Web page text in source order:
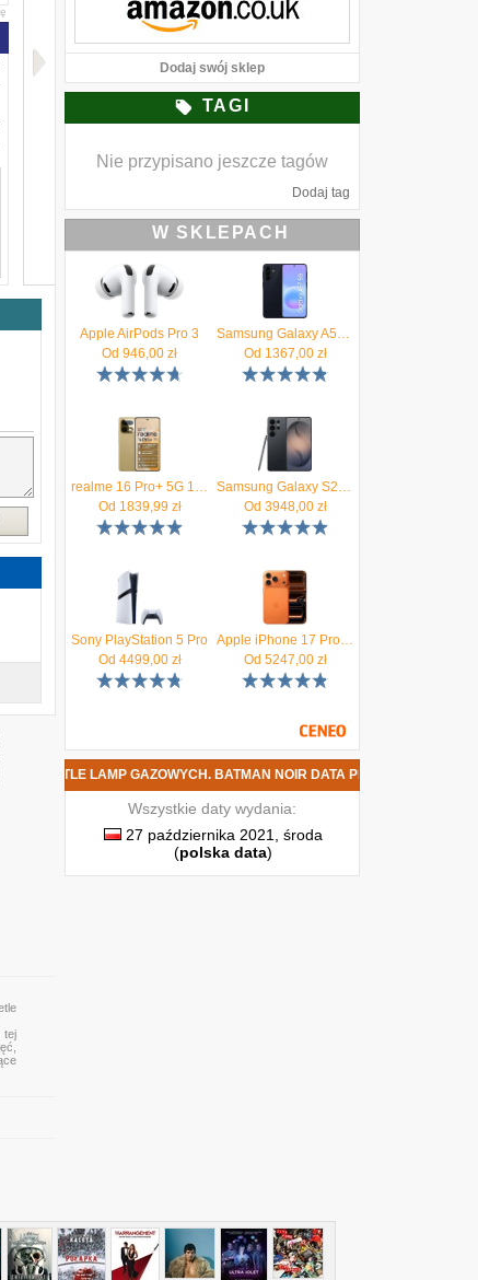
tej
Dodaj swój sklep
TAGI
Nie przypisano jeszcze tagów
Dodaj tag
W SKLEPACH
Apple AirPods Pro 3
Od 946,00 zł
Samsung Galaxy A57 5G 8/128GB Granatowy
Od 1367,00zł
realme 16 Pro+ 5G 12/512GB Złoty
Od 1839,99 zł
Samsung Galaxy S26 Ultra SM-S948 5G 12/256GB Czarny
Od 3948,00zł
Sony PlayStation 5 Pro
Od 4499,00zł
Apple iPhone 17 Pro 256GB Kosmiczny pomarańcz
Od 5247,00zł
LAMP GAZOWYCH. BATMAN NOIR DATA PREMIERY
Wszystkie daty wydania:
27 października 2021, środa
(polska data)